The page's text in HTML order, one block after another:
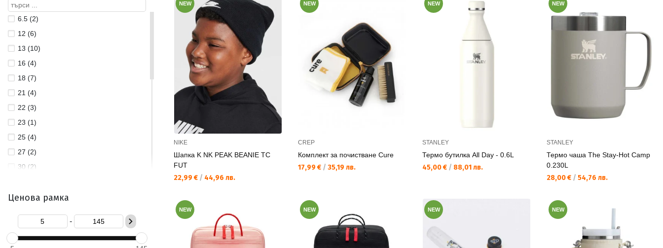
6.5 (2)
12 (6)
13 (10)
16 (4)
18 (7)
21 (4)
22 (3)
23 (1)
25 (4)
27 (2)
30 (2)
200 (4)
L/XL (9)
M (14)
Ценова рамка
-
NEW
NIKE
Шапка K NK PEAK BEANIE TC
FUT
Текуща цена:
22,99 € / 44,96 лв.
NEW
CREP
Комплект за почистване Cure
Текуща цена:
17,99 € / 35,19 лв.
NEW
STANLEY
Термо бутилка All Day - 0.6L
Текуща цена:
45,00 € / 88,01 лв.
NEW
STANLEY
Термо чаша The Stay-Hot Camp
0.230L
Текуща цена:
28,00 € / 54,76 лв.
NEW NEW NEW NEW